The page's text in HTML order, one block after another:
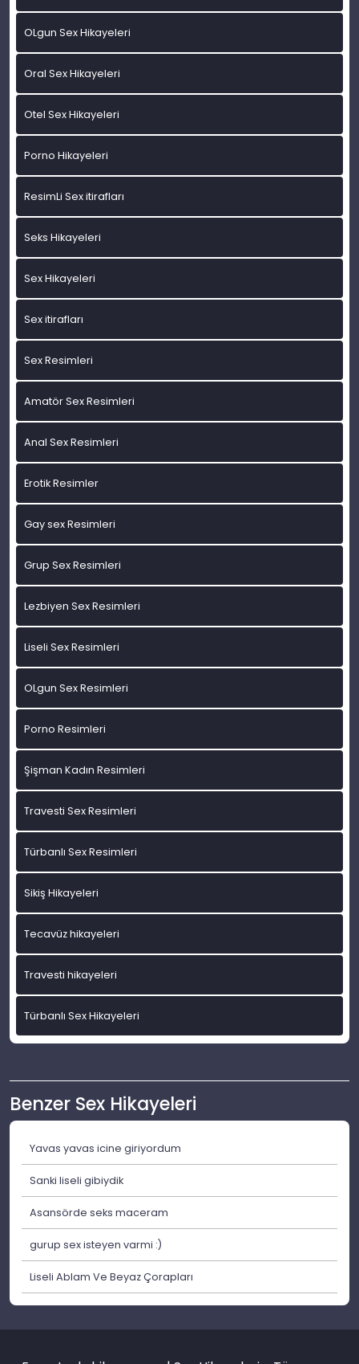
OLgun Sex Hikayeleri
Oral Sex Hikayeleri
Otel Sex Hikayeleri
Porno Hikayeleri
ResimLi Sex itirafları
Seks Hikayeleri
Sex Hikayeleri
Sex itirafları
Sex Resimleri
Amatör Sex Resimleri
Anal Sex Resimleri
Erotik Resimler
Gay sex Resimleri
Grup Sex Resimleri
Lezbiyen Sex Resimleri
Liseli Sex Resimleri
OLgun Sex Resimleri
Porno Resimleri
Şişman Kadın Resimleri
Travesti Sex Resimleri
Türbanlı Sex Resimleri
Sikiş Hikayeleri
Tecavüz hikayeleri
Travesti hikayeleri
Türbanlı Sex Hikayeleri
Benzer Sex Hikayeleri
Yavas yavas icine giriyordum
Sanki liseli gibiydik
Asansörde seks maceram
gurup sex isteyen varmi :)
Liseli Ablam Ve Beyaz Çorapları